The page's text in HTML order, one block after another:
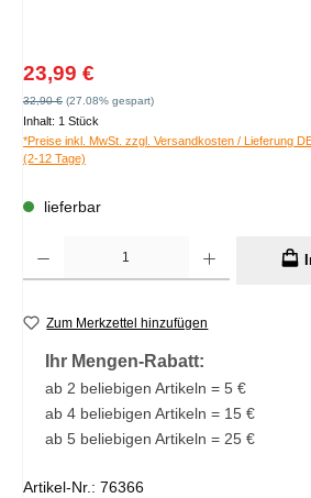
Verkaufspreis:
23,99 €
Regulärer Preis:
32,90 € (27.08% gespart)
Inhalt: 1 Stück
*Preise inkl. MwSt. zzgl. Versandkosten / Lieferung
(2-12 Tage)
lieferbar
Zum Merkzettel hinzufügen
Ihr Mengen-Rabatt:
ab 2 beliebigen Artikeln = 5 €
ab 4 beliebigen Artikeln = 15 €
ab 5 beliebigen Artikeln = 25 €
Artikel-Nr.: 76366